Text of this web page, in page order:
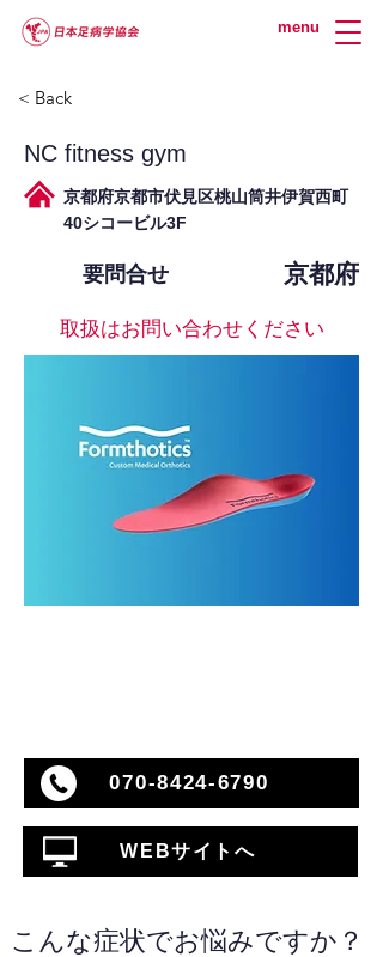
menu
< Back
NC fitness gym
京都府京都市伏見区桃山筒井伊賀西町
40シコービル3F
要問合せ 京都府
取扱はお問い合わせください
070-8424-6790
WEBサイトへ
こんな症状でお悩みですか？